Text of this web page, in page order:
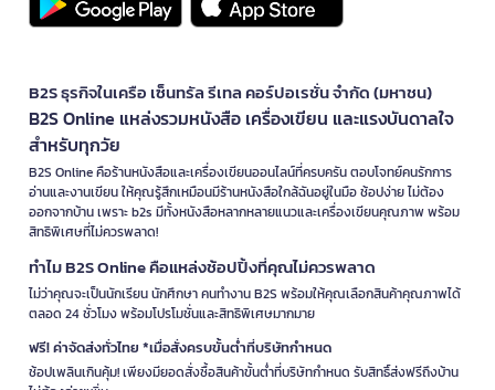
B2S ธุรกิจในเครือ เซ็นทรัล รีเทล คอร์ปอเรชั่น จำกัด (มหาชน)
B2S Online แหล่งรวมหนังสือ เครื่องเขียน และแรงบันดาลใจ
สำหรับทุกวัย
B2S Online คือร้านหนังสือและเครื่องเขียนออนไลน์ที่ครบครัน ตอบโจทย์คนรักการ
อ่านและงานเขียน ให้คุณรู้สึกเหมือนมีร้านหนังสือใกล้ฉันอยู่ในมือ ช้อปง่าย ไม่ต้อง
ออกจากบ้าน เพราะ b2s มีทั้งหนังสือหลากหลายแนวและเครื่องเขียนคุณภาพ พร้อม
สิทธิพิเศษที่ไม่ควรพลาด!
ทำไม B2S Online คือแหล่งช้อปปิ้งที่คุณไม่ควรพลาด
ไม่ว่าคุณจะเป็นนักเรียน นักศึกษา คนทำงาน B2S พร้อมให้คุณเลือกสินค้าคุณภาพได้
ตลอด 24 ชั่วโมง พร้อมโปรโมชั่นและสิทธิพิเศษมากมาย
ฟรี! ค่าจัดส่งทั่วไทย *เมื่อสั่งครบขั้นต่ำที่บริษัทกำหนด
ช้อปเพลินเกินคุ้ม! เพียงมียอดสั่งซื้อสินค้าขั้นต่ำที่บริษัทกำหนด รับสิทธิ์ส่งฟรีถึงบ้าน